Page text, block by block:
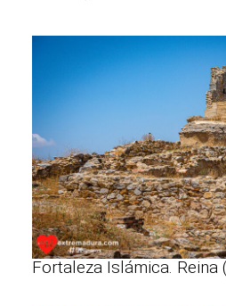
Fortaleza Islámica. Reina